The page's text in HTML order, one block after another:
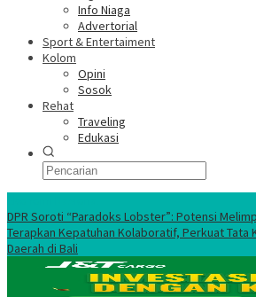
Info Niaga
Advertorial
Sport & Entertaiment
Kolom
Opini
Sosok
Rehat
Traveling
Edukasi
DPR Soroti “Paradoks Lobster”: Potensi
Terapkan Kepatuhan Kolaboratif, Perkuat Tata
Daerah di Bali